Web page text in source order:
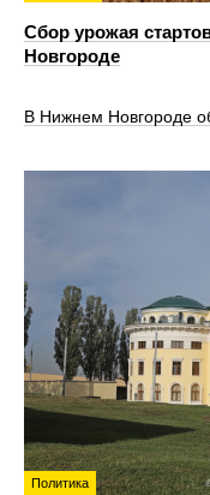
Сбор урожая
Новгороде
В Нижнем Новгороде
Политика